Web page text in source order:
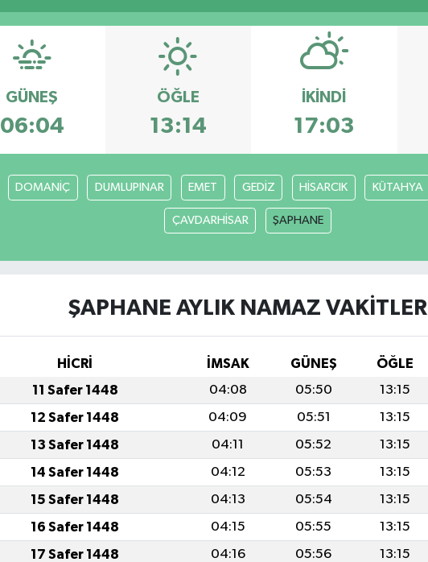
GÜNEŞ
06:04
ÖĞLE
13:14
İKINDI
17:03
DOMANİÇ DUMLUPINAR EMET GEDİZ HİSARCIK KÜTAHYA
ÇAVDARHİSAR ŞAPHANE
ŞAPHANE AYLIK NAMAZ VAKITLERI
HİCRİ İMSAK GÜNEŞ ÖĞLE
11 Safer 1448 04:08 05:50 13:15
12 Safer 1448 04:09 05:51 13:15
13 Safer 1448 04:11 05:52 13:15
14 Safer 1448 04:12 05:53 13:15
15 Safer 1448 04:13 05:54 13:15
16 Safer 1448 04:15 05:55 13:15
17 Safer 1448 04:16 05:56 13:15